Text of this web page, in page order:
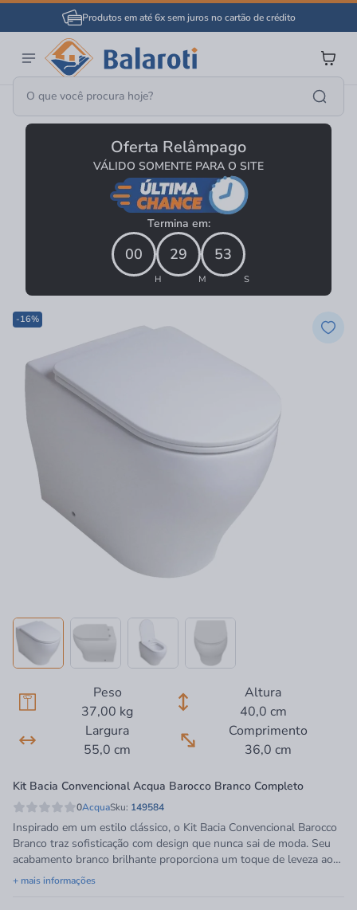
Produtos em até 6x sem juros no cartão de crédito
Banheiro Bacia Sanitária E Caixa Bacia Sanitária Convencional
Oferta Relâmpago
VÁLIDO SOMENTE PARA O SITE
Termina em:
00
H
29
M
53
S
-16%
Peso
37,00 kg
Altura
40,0 cm
Largura
55,0 cm
Comprimento
36,0 cm
Kit Bacia Convencional Acqua Barocco Branco Completo
0AcquaSku: 149584
Inspirado em um estilo clássico, o Kit Bacia Convencional Barocco
Branco traz sofisticação com design que nunca sai de moda. Seu
acabamento branco brilhante proporciona um toque de leveza ao
ambiente, tornando-o ideal para banheiros residenciais de
diferentes propostas arquitetônicas. O conjunto é fornecido
+ mais informações